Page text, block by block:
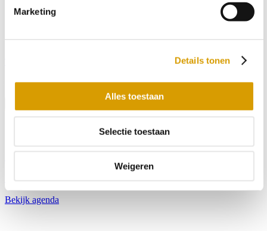
Marketing
Details tonen
Alles toestaan
Selectie toestaan
Weigeren
menu
Bekijk tarieven
Bekijk agenda